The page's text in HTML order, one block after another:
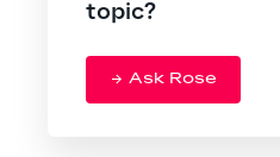
topic?
Ask Rose